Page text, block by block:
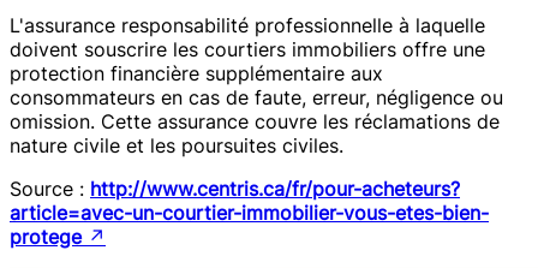
L'assurance responsabilité professionnelle à laquelle
doivent souscrire les courtiers immobiliers offre une
protection financière supplémentaire aux
consommateurs en cas de faute, erreur, négligence ou
omission. Cette assurance couvre les réclamations de
nature civile et les poursuites civiles.
Source : http://www.centris.ca/fr/pour-acheteurs?
article=avec-un-courtier-immobilier-vous-etes-bien-
protege↗